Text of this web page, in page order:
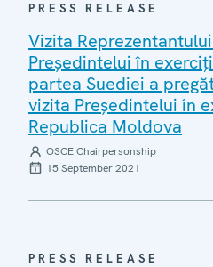
PRESS RELEASE
Vizita
Președintelui în
partea Suediei a
vizita Președintelui în
Republica Moldova
OSCE Chairpersonship
15 September 2021
PRESS RELEASE